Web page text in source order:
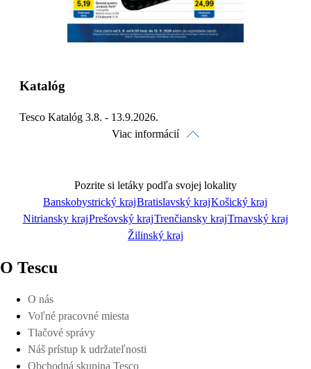
Katalóg
Tesco Katalóg 3.8. - 13.9.2026.
Viac informácií
Pozrieť online
Pozrite si letáky podľa svojej lokality
Banskobystrický krajBratislavský krajKošický kraj
Nitriansky krajPrešovský krajTrenčiansky krajTrnavský kraj
Žilinský kraj
O Tescu
O nás
Voľné pracovné miesta
Tlačové správy
Náš prístup k udržateľnosti
Obchodná skupina Tesco